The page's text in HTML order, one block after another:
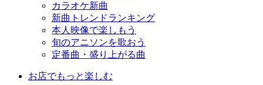
カラオケ新曲
新曲トレンドランキング
本人映像で楽しもう
旬のアニソンを歌おう
定番曲・盛り上がる曲
お店でもっと楽しむ